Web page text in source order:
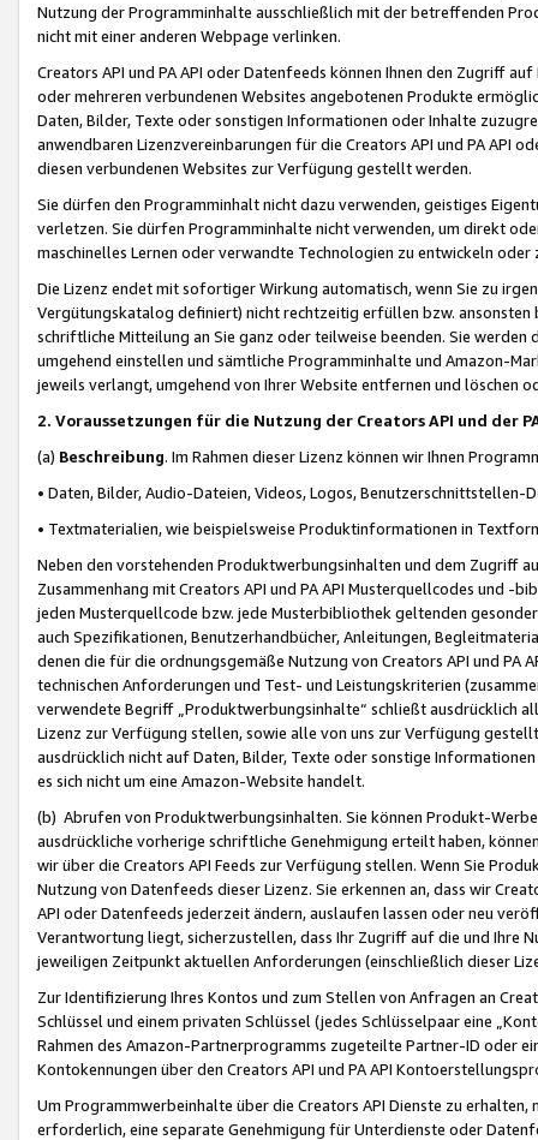
Nutzung der Programminhalte ausschließlich mit der betreffenden
nicht mit einer anderen Webpage verlinken.
Creators API und PA API oder Datenfeeds können Ihnen den Zugriff
oder mehreren verbundenen Websites angebotenen Produkte
Daten, Bilder, Texte oder sonstigen Informationen oder Inhalte
anwendbaren Lizenzvereinbarungen für die Creators API und PA API
diesen verbundenen Websites zur Verfügung gestellt werden.
Sie dürfen den Programminhalt nicht dazu verwenden, geistiges
verletzen. Sie dürfen Programminhalte nicht verwenden, um direkt
maschinelles Lernen oder verwandte Technologien zu entwickeln
Die Lizenz endet mit sofortiger Wirkung automatisch, wenn Sie zu
Vergütungskatalog definiert) nicht rechtzeitig erfüllen bzw. ansonsten
schriftliche Mitteilung an Sie ganz oder teilweise beenden. Sie werden
umgehend einstellen und sämtliche Programminhalte und Amazon-
jeweils verlangt, umgehend von Ihrer Website entfernen und löschen
2. Voraussetzungen für die Nutzung der Creators API und der
(a) Beschreibung. Im Rahmen dieser Lizenz können wir Ihnen
• Daten, Bilder, Audio-Dateien, Videos, Logos, Benutzerschnittstellen-
• Textmaterialien, wie beispielsweise Produktinformationen in
Neben den vorstehenden Produktwerbungsinhalten und dem Zugriff
Zusammenhang mit Creators API und PA API Musterquellcodes und
jeden Musterquellcode bzw. jede Musterbibliothek geltenden
auch Spezifikationen, Benutzerhandbücher, Anleitungen,
denen die für die ordnungsgemäße Nutzung von Creators API und PA
technischen Anforderungen und Test- und Leistungskriterien
verwendete Begriff „Produktwerbungsinhalte“ schließt ausdrücklich
Lizenz zur Verfügung stellen, sowie alle von uns zur Verfügung
ausdrücklich nicht auf Daten, Bilder, Texte oder sonstige
es sich nicht um eine Amazon-Website handelt.
(b) Abrufen von Produktwerbungsinhalten. Sie können Produkt-
ausdrückliche vorherige schriftliche Genehmigung erteilt haben,
wir über die Creators API Feeds zur Verfügung stellen. Wenn Sie
Nutzung von Datenfeeds dieser Lizenz. Sie erkennen an, dass wir
API oder Datenfeeds jederzeit ändern, auslaufen lassen oder neu
Verantwortung liegt, sicherzustellen, dass Ihr Zugriff auf die und Ihre
jeweiligen Zeitpunkt aktuellen Anforderungen (einschließlich dieser
Zur Identifizierung Ihres Kontos und zum Stellen von Anfragen an
Schlüssel und einem privaten Schlüssel (jedes Schlüsselpaar eine
Rahmen des Amazon-Partnerprogramms zugeteilte Partner-ID oder
Kontokennungen über den Creators API und PA API
Um Programmwerbeinhalte über die Creators API Dienste zu
erforderlich, eine separate Genehmigung für Unterdienste oder